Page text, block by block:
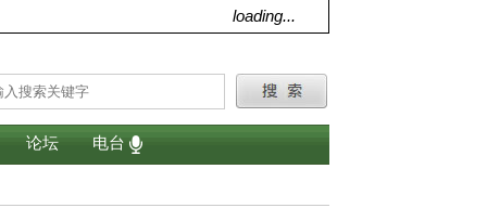
loading...
论坛 电台